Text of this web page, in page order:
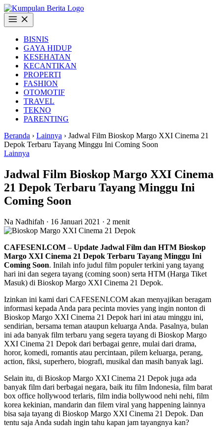
Langsung
ke
konten
Buka
Menu
BISNIS
GAYA HIDUP
KESEHATAN
KECANTIKAN
PROPERTI
FASHION
OTOMOTIF
TRAVEL
TEKNO
PARENTING
Beranda › Lainnya › Jadwal Film Bioskop Margo XXI Cinema 21
Depok Terbaru Tayang Minggu Ini Coming Soon
Lainnya
Jadwal Film Bioskop Margo XXI Cinema
21 Depok Terbaru Tayang Minggu Ini
Coming Soon
Na Nadhifah · 16 Januari 2021 · 2 menit
CAFESENI.COM – Update Jadwal Film dan HTM Bioskop
Margo XXI Cinema 21 Depok Terbaru Tayang Minggu Ini
Coming Soon. Inilah info judul film populer terkini yang tayang
hari ini dan segera tayang (coming soon) serta HTM (Harga Tiket
Masuk) di Bioskop Margo XXI Cinema 21 Depok.
Izinkan ini kami dari CAFESENI.COM akan menyajikan beragam
informasi kepada Anda para pecinta movies yang ingin nonton di
Bioskop Margo XXI Cinema 21 Depok hari ini atau minggu ini,
sendirian, bersama teman ataupun keluarga Anda. Pasalnya, bulan
ini ada banyak film terbaru yang segera tayang di Bioskop Margo
XXI Cinema 21 Depok dari berbagai genre, mulai dari drama,
horor, komedi, romantis atau percintaan, pilem keluarga, perang,
action, fiksi, superhero, biografi, musikal dan masih banyak lagi.
Selain itu, di Bioskop Margo XXI Cinema 21 Depok juga ada
banyak film dari berbagai negara, baik itu film Indonesia, film barat
box office hollywood terlaris, film india bollywood nehi nehi, film
korea kekinian, mandarin dan filem viral yang happening lainnya
bisa saja tayang di Bioskop Margo XXI Cinema 21 Depok. Dan
tentu saja Anda sudah ingin tahu kapan jam tayangnya kan?